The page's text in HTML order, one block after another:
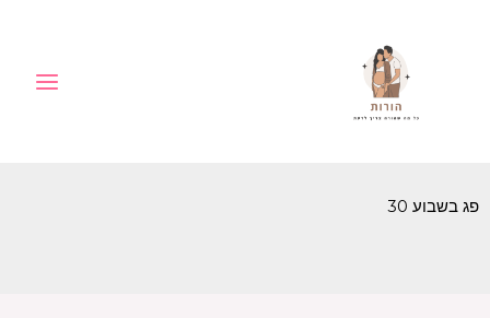
פג בשבוע 30